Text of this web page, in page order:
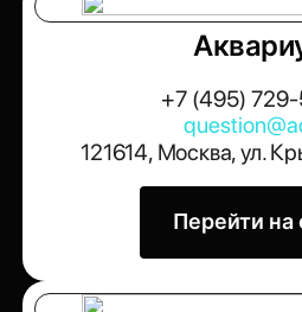
+7 (495)
121614, Москва, ул.
Перейти на